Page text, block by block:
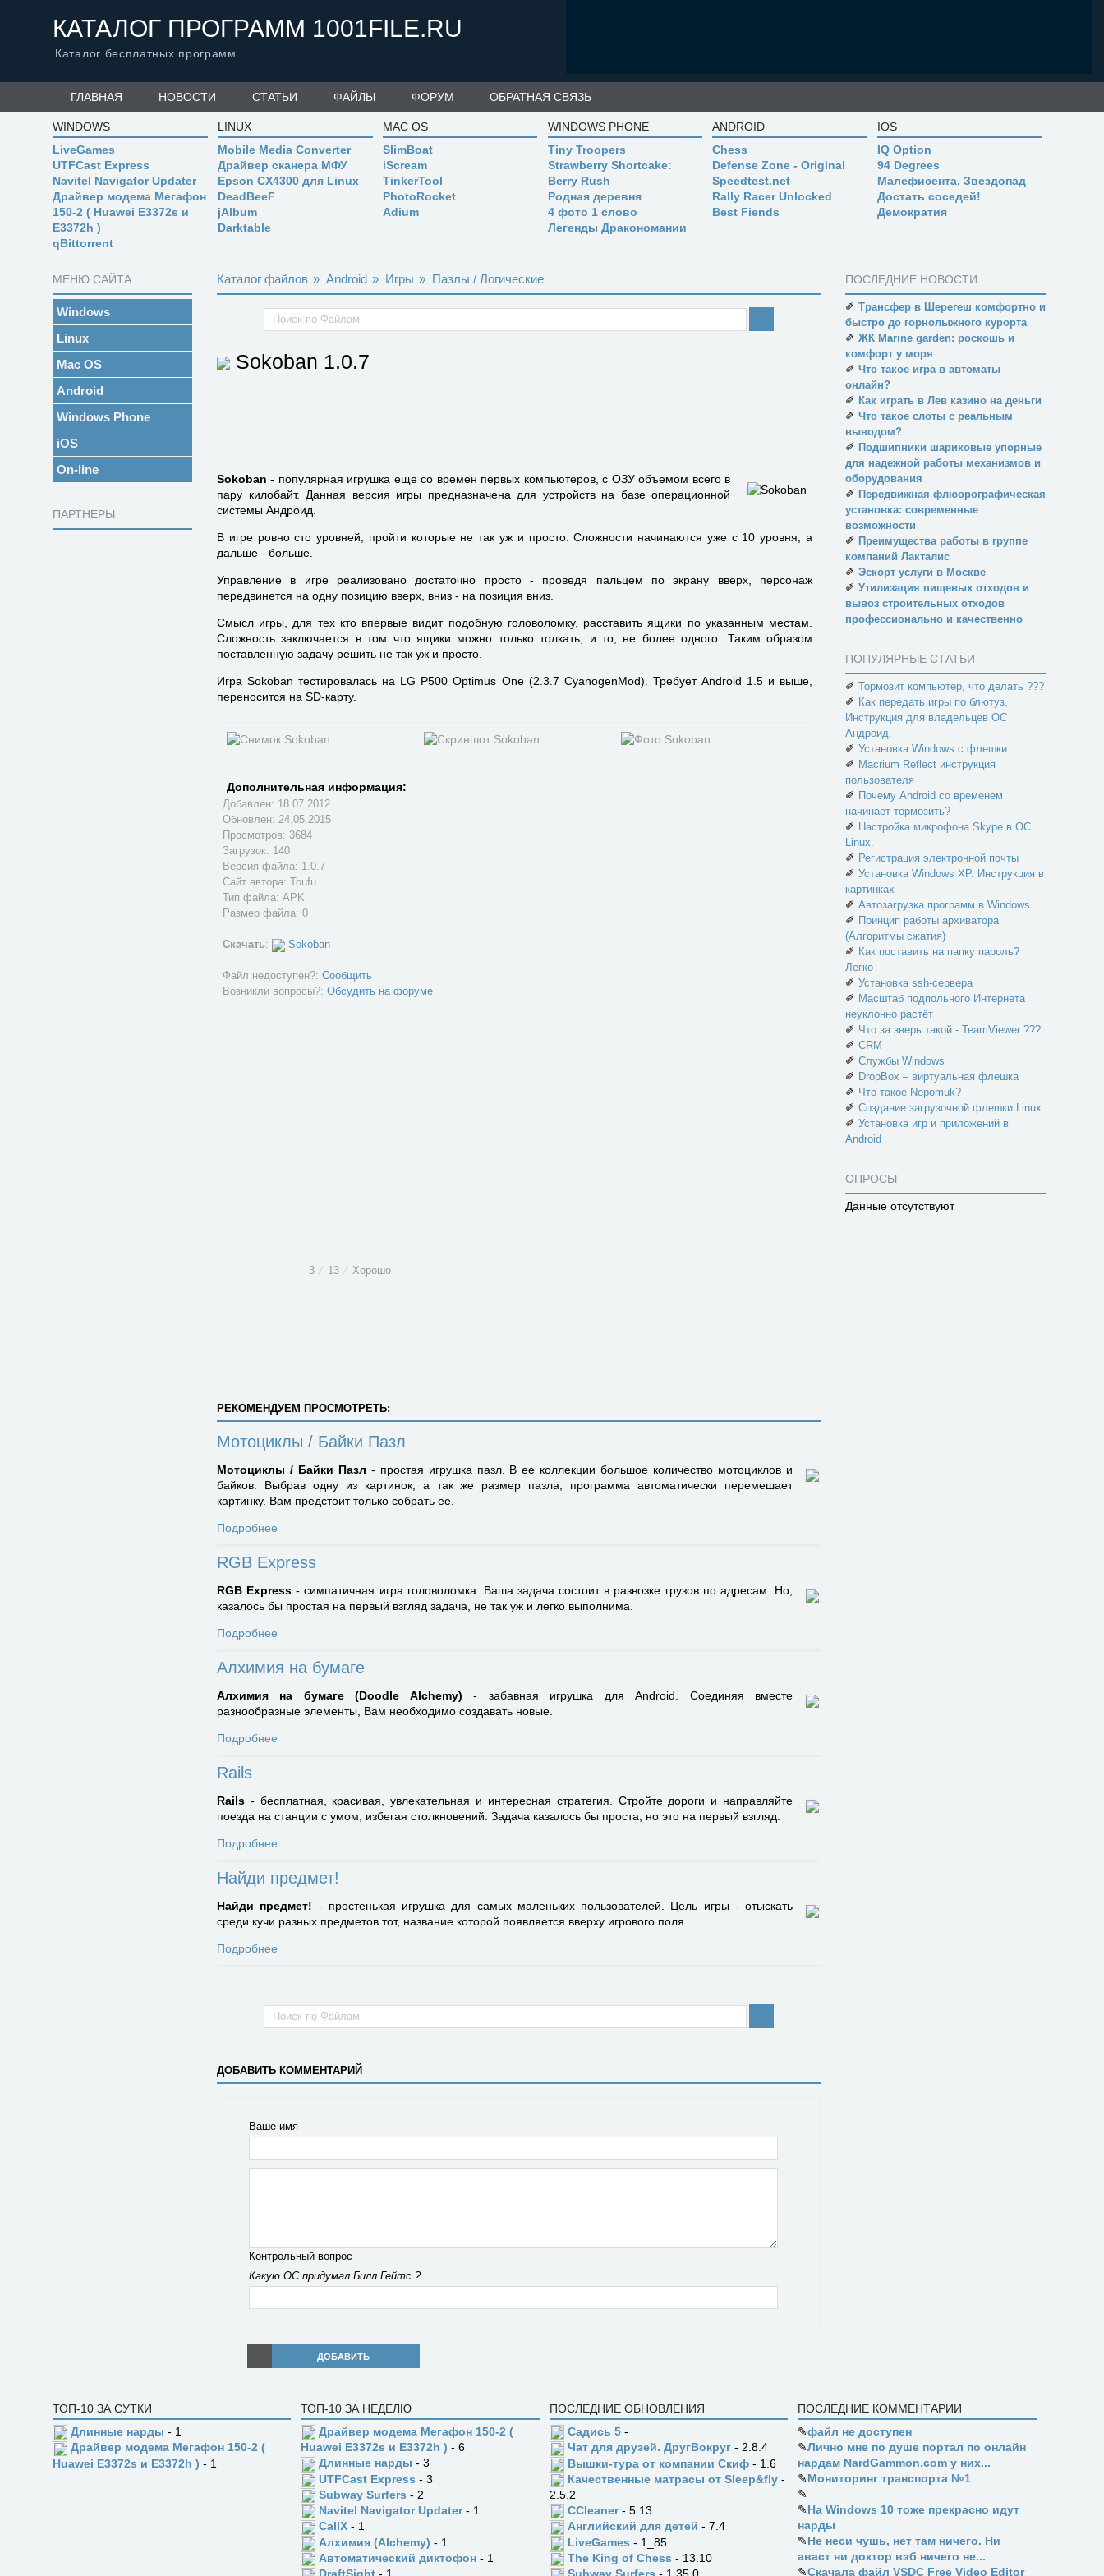
КАТАЛОГ ПРОГРАММ 1001FILE.RU
Каталог бесплатных программ
ГЛАВНАЯ НОВОСТИ СТАТЬИ ФАЙЛЫ ФОРУМ ОБРАТНАЯ СВЯЗЬ
WINDOWS
LiveGames
UTFCast Express
Navitel Navigator Updater
Драйвер модема Мегафон
150-2 ( Huawei E3372s и
E3372h )
qBittorrent
LINUX
Mobile Media Converter
Драйвер сканера МФУ
Epson CX4300 для Linux
DeadBeeF
jAlbum
Darktable
MAC OS
SlimBoat
iScream
TinkerTool
PhotoRocket
Adium
WINDOWS PHONE
Tiny Troopers
Strawberry Shortcake:
Berry Rush
Родная деревня
4 фото 1 слово
Легенды Дракономании
ANDROID
Chess
Defense Zone - Original
Speedtest.net
Rally Racer Unlocked
Best Fiends
IOS
IQ Option
94 Degrees
Малефисента. Звездопад
Достать соседей!
Демократия
МЕНЮ САЙТА
Windows
Linux
Mac OS
Android
Windows Phone
iOS
On-line
ПАРТНЕРЫ
Каталог файлов » Android » Игры » Пазлы / Логические
Sokoban 1.0.7
Sokoban - популярная игрушка еще со времен первых компьютеров, с ОЗУ объемом всего в
пару килобайт. Данная версия игры предназначена для устройств на базе операционной
системы Андроид.
В игре ровно сто уровней, пройти которые не так уж и просто. Сложности начинаются уже с 10 уровня, а
дальше - больше.
Управление в игре реализовано достаточно просто - проведя пальцем по экрану вверх, персонаж
передвинется на одну позицию вверх, вниз - на позиция вниз.
Смысл игры, для тех кто впервые видит подобную головоломку, расставить ящики по указанным местам.
Сложность заключается в том что ящики можно только толкать, и то, не более одного. Таким образом
поставленную задачу решить не так уж и просто.
Игра Sokoban тестировалась на LG P500 Optimus One (2.3.7 CyanogenMod). Требует Android 1.5 и выше,
переносится на SD-карту.
Дополнительная информация:
Добавлен: 18.07.2012
Обновлен: 24.05.2015
Просмотров: 3684
Загрузок: 140
Версия файла: 1.0.7
Сайт автора: Toufu
Тип файла: APK
Размер файла: 0
Скачать: Sokoban
Файл недоступен?: Сообщить
Возникли вопросы?: Обсудить на форуме
3 ⁄ 13 ⁄ Хорошо
РЕКОМЕНДУЕМ ПРОСМОТРЕТЬ:
Мотоциклы / Байки Пазл
Мотоциклы / Байки Пазл - простая игрушка пазл. В ее коллекции большое количество мотоциклов и
байков. Выбрав одну из картинок, а так же размер пазла, программа автоматически перемешает
картинку. Вам предстоит только собрать ее.
Подробнее
RGB Express
RGB Express - симпатичная игра головоломка. Ваша задача состоит в развозке грузов по адресам. Но,
казалось бы простая на первый взгляд задача, не так уж и легко выполнима.
Подробнее
Алхимия на бумаге
Алхимия на бумаге (Doodle Alchemy) - забавная игрушка для Android. Соединяя вместе
разнообразные элементы, Вам необходимо создавать новые.
Подробнее
Rails
Rails - бесплатная, красивая, увлекательная и интересная стратегия. Стройте дороги и направляйте
поезда на станции с умом, избегая столкновений. Задача казалось бы проста, но это на первый взгляд.
Подробнее
Найди предмет!
Найди предмет! - простенькая игрушка для самых маленьких пользователей. Цель игры - отыскать
среди кучи разных предметов тот, название которой появляется вверху игрового поля.
Подробнее
ДОБАВИТЬ КОММЕНТАРИЙ
Ваше имя
Контрольный вопрос
Какую ОС придумал Билл Гейтс ?
ДОБАВИТЬ
ПОСЛЕДНИЕ НОВОСТИ
✐ Трансфер в Шерегеш комфортно и
быстро до горнолыжного курорта
✐ ЖК Marine garden: роскошь и
комфорт у моря
✐ Что такое игра в автоматы
онлайн?
✐ Как играть в Лев казино на деньги
✐ Что такое слоты с реальным
выводом?
✐ Подшипники шариковые упорные
для надежной работы механизмов и
оборудования
✐ Передвижная флюорографическая
установка: современные
возможности
✐ Преимущества работы в группе
компаний Лакталис
✐ Эскорт услуги в Москве
✐ Утилизация пищевых отходов и
вывоз строительных отходов
профессионально и качественно
ПОПУЛЯРНЫЕ СТАТЬИ
✐ Тормозит компьютер, что делать ???
✐ Как передать игры по блютуз.
Инструкция для владельцев ОС
Андроид.
✐ Установка Windows с флешки
✐ Macrium Reflect инструкция
пользователя
✐ Почему Android со временем
начинает тормозить?
✐ Настройка микрофона Skype в ОС
Linux.
✐ Регистрация электронной почты
✐ Установка Windows XP. Инструкция в
картинках
✐ Автозагрузка программ в Windows
✐ Принцип работы архиватора
(Алгоритмы сжатия)
✐ Как поставить на папку пароль?
Легко
✐ Установка ssh-сервера
✐ Масштаб подпольного Интернета
неуклонно растёт
✐ Что за зверь такой - TeamViewer ???
✐ CRM
✐ Службы Windows
✐ DropBox – виртуальная флешка
✐ Что такое Nepomuk?
✐ Создание загрузочной флешки Linux
✐ Установка игр и приложений в
Android
ОПРОСЫ
Данные отсутствуют
ТОП-10 ЗА СУТКИ
Длинные нарды - 1
Драйвер модема Мегафон 150-2 (
Huawei E3372s и E3372h ) - 1
ТОП-10 ЗА НЕДЕЛЮ
Драйвер модема Мегафон 150-2 (
Huawei E3372s и E3372h ) - 6
Длинные нарды - 3
UTFCast Express - 3
Subway Surfers - 2
Navitel Navigator Updater- 1
CallX - 1
Алхимия (Alchemy) - 1
Автоматический диктофон - 1
ПОСЛЕДНИЕ ОБНОВЛЕНИЯ
Садись 5-
Чат для друзей. ДругВокруг- 2.8.4
Вышки-тура от компании Скиф- 1.6
Качественные матрасы от Sleep&fly-
2.5.2
CCleaner- 5.13
Английский для детей - 7.4
LiveGames - 1_85
The King of Chess - 13.10
ПОСЛЕДНИЕ КОММЕНТАРИИ
✎файл не доступен
✎Лично мне по душе портал по онлайн
нардам NardGammon.com у них...
✎Мониторинг транспорта №1
✎
✎На Windows 10 тоже прекрасно идут
нарды
✎Не неси чушь, нет там ничего. Ни
аваст ни доктор вэб ничего не...
✎Скачала файл VSDC Free Video Editor